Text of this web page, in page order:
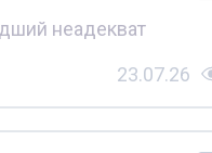
неадекват
23.07.26